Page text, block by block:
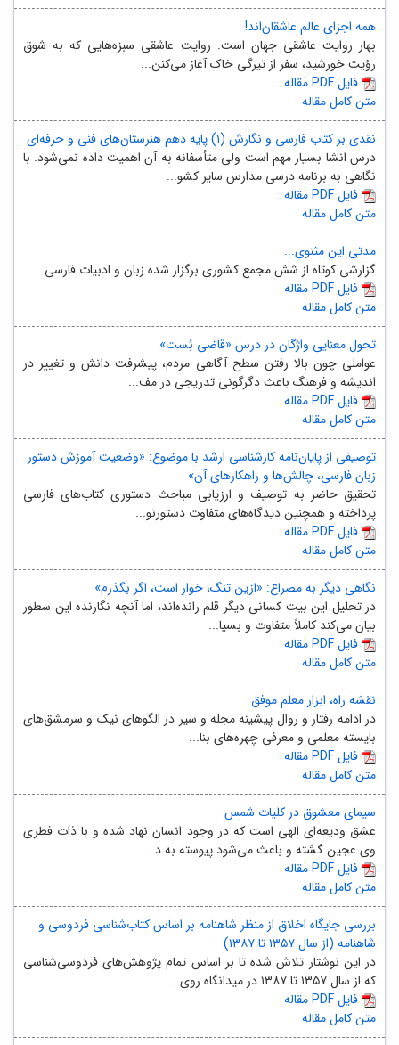
همه اجزای عالم عاشقان‌اند!
بهار روایت عاشقی جهان است. روایت عاشقی سبزه‌هایی که به شوق
رؤیت خورشید، سفر از تیرگی خاک آغاز می‌کنن...
مقاله PDF فایل
متن کامل مقاله
نقدی بر کتاب فارسی و نگارش (۱) پایه دهم هنرستان‌های فنی و حرفه‌ای
درس انشا بسیار مهم است ولی متأسفانه به آن اهمیت داده نمی‌شود. با
نگاهی به برنامه درسی مدارس سایر کشو...
مقاله PDF فایل
متن کامل مقاله
مدتی این مثنوی...
گزارشی کوتاه از شش مجمع کشوری برگزار شده زبان و ادبیات فارسی
مقاله PDF فایل
متن کامل مقاله
تحول معنایی واژگان در درس «قاضی بُست»
عواملی چون بالا رفتن سطح آگاهی مردم، پیشرفت دانش و تغییر در
اندیشه و فرهنگ باعث دگرگونی تدریجی در مف...
مقاله PDF فایل
متن کامل مقاله
توصیفی از پایان‌نامه کارشناسی ارشد با موضوع: «وضعیت آموزش دستور
زبان فارسی، چالش‌ها و راهکارهای آن»
تحقیق حاضر به توصیف و ارزیابی مباحث دستوری کتاب‌های فارسی
پرداخته و همچنین دیدگاه‌های متفاوت دستورنو...
مقاله PDF فایل
متن کامل مقاله
نگاهی دیگر به مصراع: «ازین تنگ، خوار است، اگر بگذرم»
در تحلیل این بیت کسانی دیگر قلم رانده‌اند، اما آنچه نگارنده این سطور
بیان می‌کند کاملاً متفاوت و بسیا...
مقاله PDF فایل
متن کامل مقاله
نقشه راه، ابزار معلم موفق
در ادامه رفتار و روال پیشینه مجله و سیر در الگوهای نیک و سرمشق‌های
بایسته معلمی و معرفی چهره‌های بنا...
مقاله PDF فایل
متن کامل مقاله
سیمای معشوق در کلیات شمس
عشق ودیعه‌ای الهی است که در وجود انسان نهاد شده و با ذات فطری
وی عجین گشته و باعث می‌شود پیوسته به د...
مقاله PDF فایل
متن کامل مقاله
بررسی جایگاه اخلاق از منظر شاهنامه بر اساس کتاب‌شناسی فردوسی و
شاهنامه (از سال ۱۳۵۷ تا ۱۳۸۷)
در این نوشتار تلاش شده تا بر اساس تمام پژوهش‌های فردوسی‌شناسی
که از سال ۱۳۵۷ تا ۱۳۸۷ در میدانگاه روی...
مقاله PDF فایل
متن کامل مقاله